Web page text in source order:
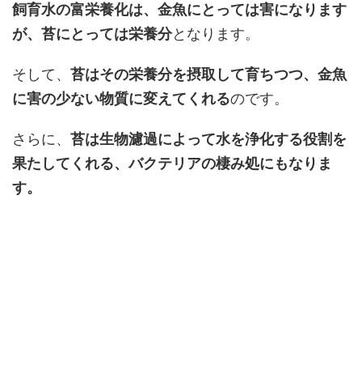
飼育水の富栄養化は、金魚にとっては害になります
が、苔にとっては栄養分となります。
そして、 苔はその栄養分を摂取して育ちつつ、金魚
に害の少ない物質に変えてくれるのです。
さらに、 苔は生物濾過によって水を浄化する役割を
果たしてくれる、バクテリアの棲み処にもなりま
す。